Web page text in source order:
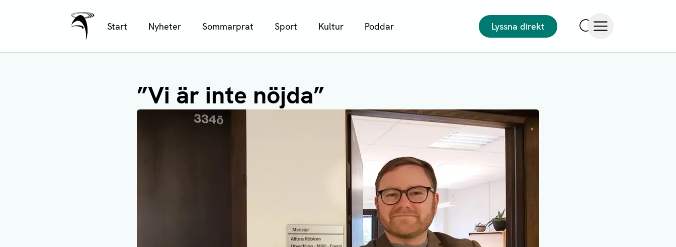
Ålands Radio & TV
Start Nyheter Sommarprat Sport Kultur Poddar
Lyssna direkt
”Vi är inte nöjda”